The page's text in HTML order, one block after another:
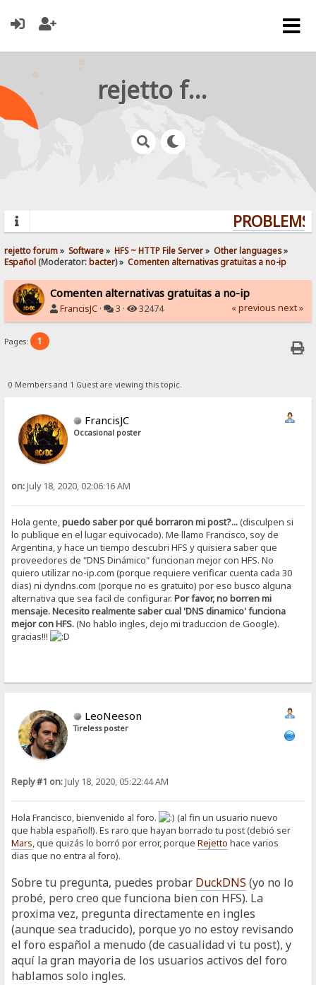
rejetto forum
rejetto forum» Software» HFS ~ HTTP File Server» Other languages»
Español (Moderator: bacter) » Comenten alternativas gratuitas a no-ip
Comenten alternativas gratuitas a no-ip
FrancisJC · 3 · 32474 « previous next »
Pages: 1
0 Members and 1 Guest are viewing this topic.
FrancisJC
Occasional poster
on:July 18, 2020, 02:06:16 AM
Hola gente,puedo saber por qué borraron mi post?...(disculpen si
lo publique en el lugar equivocado). Me llamo Francisco, soy de
Argentina, y hace un tiempo descubri HFS y quisiera saber que
proveedores de "DNS Dinámico" funcionan mejor con HFS. No
quiero utilizar no-ip.com (porque requiere verificar cuenta cada 30
dias) ni dyndns.com (porque no es gratuito) por eso busco alguna
alternativa que sea facil de configurar.Por favor, no borren mi
mensaje. Necesito realmente saber cual 'DNS dinamico' funciona
mejor con HFS.(No hablo ingles, dejo mi traduccion de Google).
gracias!!!
LeoNeeson
Tireless poster
Reply #1 on:July 18, 2020, 05:22:44 AM
Hola Francisco, bienvenido al foro.
(al fin un usuario nuevo
que habla español!). Es raro que hayan borrado tu post (debió ser
Mars, que quizás lo borró por error, porqueRejetto hace varios
dias que no entra al foro).
Sobre tu pregunta, puedes probar DuckDNS (yo no lo
probé, pero creo que funciona bien con HFS). La
proxima vez, pregunta directamente en ingles
(aunque sea traducido), porque yo no estoy revisando
el foro español a menudo (de casualidad vi tu post), y
aquí la gran mayoria de los usuarios activos del foro
hablamos solo ingles.